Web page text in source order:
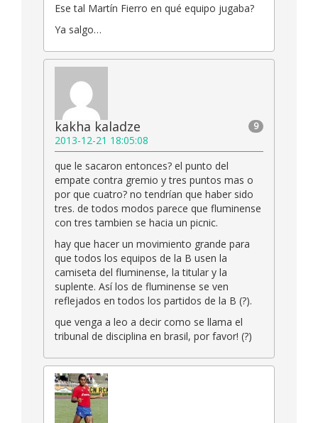
Ese tal Martín Fierro en qué equipo jugaba?
Ya salgo…
9
kakha kaladze
2013-12-21 18:05:08
que le sacaron entonces? el punto del
empate contra gremio y tres puntos mas o
por que cuatro? no tendrían que haber sido
tres. de todos modos parece que fluminense
con tres tambien se hacia un picnic.
hay que hacer un movimiento grande para
que todos los equipos de la B usen la
camiseta del fluminense, la titular y la
suplente. Así los de fluminense se ven
reflejados en todos los partidos de la B (?).
que venga a leo a decir como se llama el
tribunal de disciplina en brasil, por favor! (?)